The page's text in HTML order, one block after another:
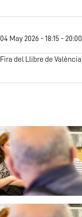
04 May 2026 - 18:15 - 20:00
Fira del Llibre de València